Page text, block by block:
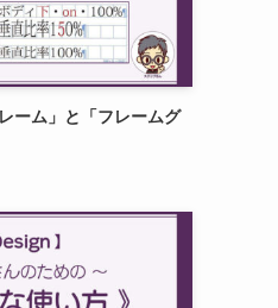
ーム」と「フレームグ